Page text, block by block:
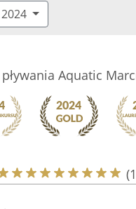
2024
pływania Aquatic